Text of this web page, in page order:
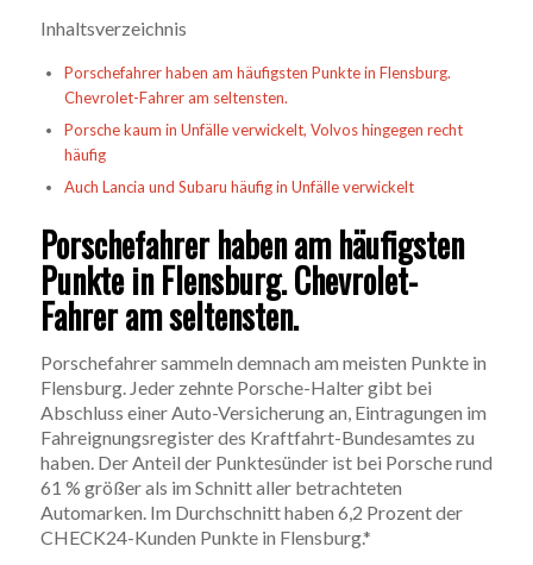
Inhaltsverzeichnis
Porschefahrer haben am häufigsten Punkte in Flensburg.
Chevrolet-Fahrer am seltensten.
Porsche kaum in Unfälle verwickelt, Volvos hingegen recht
häufig
Auch Lancia und Subaru häufig in Unfälle verwickelt
Porschefahrer haben am häufigsten
Punkte in Flensburg. Chevrolet-
Fahrer am seltensten.
Porschefahrer sammeln demnach am meisten Punkte in
Flensburg. Jeder zehnte Porsche-Halter gibt bei
Abschluss einer Auto-Versicherung an, Eintragungen im
Fahreignungsregister des Kraftfahrt-Bundesamtes zu
haben. Der Anteil der Punktesünder ist bei Porsche rund
61 % größer als im Schnitt aller betrachteten
Automarken. Im Durchschnitt haben 6,2 Prozent der
CHECK24-Kunden Punkte in Flensburg.*